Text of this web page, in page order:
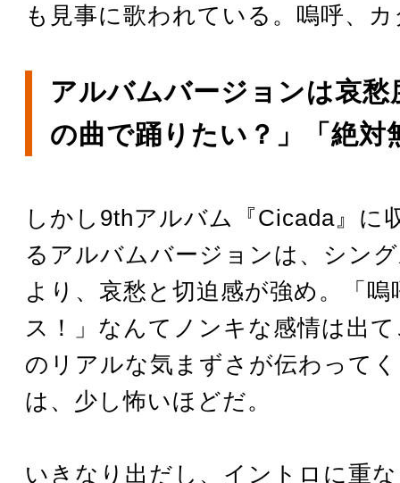
も見事に歌われている。嗚呼、
アルバムバージョンは哀愁
の曲で踊りたい？」「絶対
しかし9thアルバム『Cicada』に
るアルバムバージョンは、シン
より、哀愁と切迫感が強め。「
ス！」なんてノンキな感情は出
のリアルな気まずさが伝わって
は、少し怖いほどだ。
いきなり出だし、イントロに重